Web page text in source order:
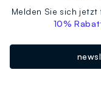
Melden Sie sich
10%